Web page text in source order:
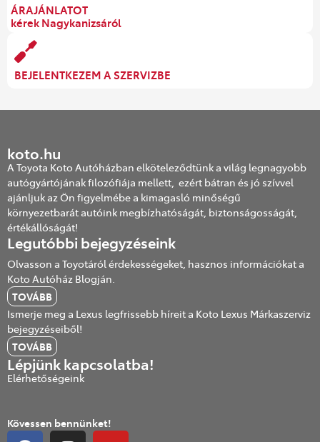
ÁRAJÁNLATOT
kérek Nagykanizsáról
BEJELENTKEZEM A SZERVIZBE
koto.hu
A Toyota Koto Autóházban elköteleződtünk a világ legnagyobb
autógyártójának filozófiája mellett, ezért bátran és jó szívvel
ajánljuk az Ön figyelmébe a kimagasló minőségű
környezetbarát autóink megbízhatóságát, biztonságosságát,
értékállóságát!
Legutóbbi bejegyzéseink
Olvasson a Toyotáról érdekességeket, hasznos információkat a
Koto Autóház Blogján.
TOVÁBB
Ismerje meg a Lexus legfrissebb híreit a Koto Lexus Márkaszerviz
bejegyzéseiből!
TOVÁBB
Lépjünk kapcsolatba!
Elérhetőségeink
Kövessen bennünket!